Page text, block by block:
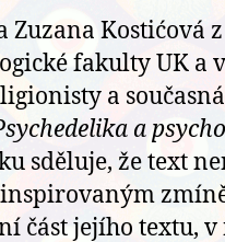
Zuzana
fakulty UK a
a
a
sděluje, že text
část jejího textu, v